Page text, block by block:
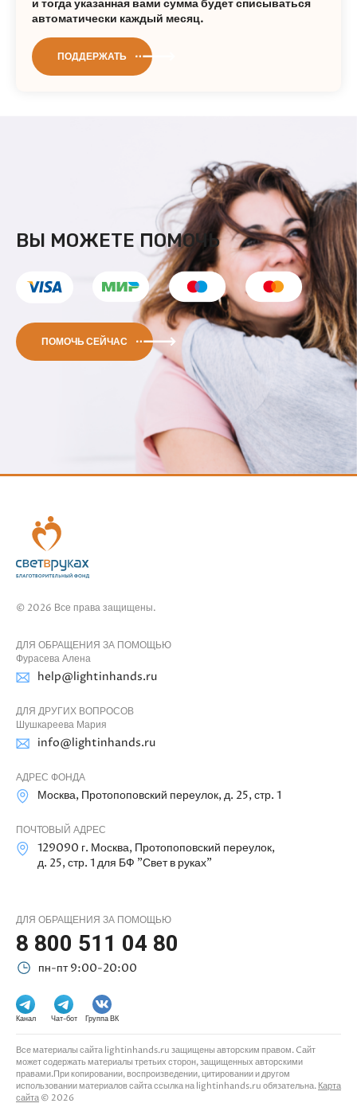
и тогда указанная вами сумма будет списываться
автоматически каждый месяц.
ПОДДЕРЖАТЬ
ВЫ МОЖЕТЕ ПОМОЧЬ
ПОМОЧЬ СЕЙЧАС
© 2026 Все права защищены.
ДЛЯ ОБРАЩЕНИЯ ЗА ПОМОЩЬЮ
Фурасева Алена
help@lightinhands.ru
ДЛЯ ДРУГИХ ВОПРОСОВ
Шушкареева Мария
info@lightinhands.ru
АДРЕС ФОНДА
Москва, Протопоповский переулок, д. 25, стр. 1
ПОЧТОВЫЙ АДРЕС
129090 г. Москва, Протопоповский переулок,
д. 25, стр. 1 для БФ "Свет в руках"
ДЛЯ ОБРАЩЕНИЯ ЗА ПОМОЩЬЮ
8 800 511 04 80
пн-пт 9:00-20:00
Канал Чат-бот Группа ВК
Все материалы сайта lightinhands.ru защищены авторским правом. Cайт
может содержать материалы третьих сторон, защищенных авторскими
правами.При копировании, воспроизведении, цитировании и другом
использовании материалов сайта ссылка на lightinhands.ru обязательна. Карта
сайта © 2026